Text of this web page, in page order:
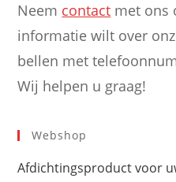
Neem contact met ons
informatie wilt over
bellen met
Wij helpen u graag!
Webshop
Afdichtingsproduct voor